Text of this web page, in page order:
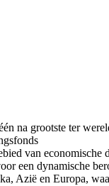
na grootste ter
van
een dynamische
Azië en Europa,